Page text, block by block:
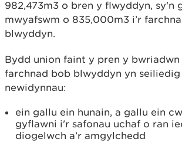
982,473m3 o bren y flwyddyn, sy'n
mwyafswm o 835,000m3 i’r
blwyddyn.
Bydd union faint y pren y
farchnad bob blwyddyn yn
newidynnau:
ein gallu ein hunain, a gallu ein
gyflawni i'r safonau uchaf o ran
diogelwch a’r amgylchedd